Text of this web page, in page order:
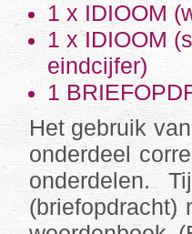
1 x IDIOOM
1 x IDIOOM
eindcijfer)
1
Het gebruik
onderdeel
onderdelen.
(briefopdracht)